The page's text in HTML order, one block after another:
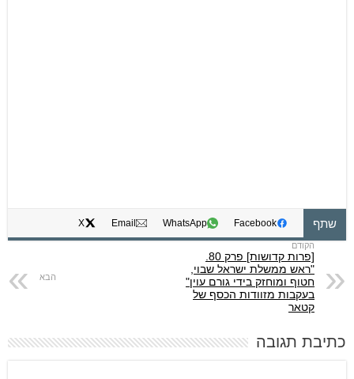
שתף Facebook
WhatsApp
Email
X
"ראש ממשלת ישראל שבוי,
חטוף ומוחזק בידי גורם עוין"
בעקבות מזוודות הכסף של
קטאר
כתיבת תגובה